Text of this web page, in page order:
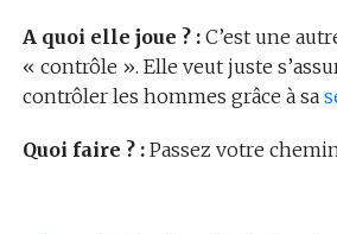
A quoi elle joue ? : C’est une
« contrôle ». Elle veut juste
contrôler les hommes grâce à sa
Quoi faire ? : Passez votre